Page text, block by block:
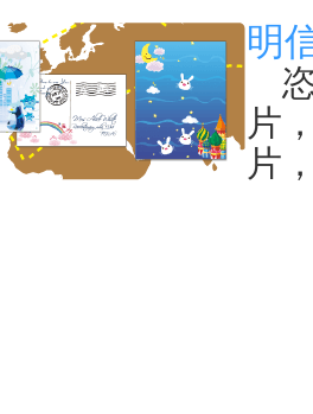
明
恣
片
片